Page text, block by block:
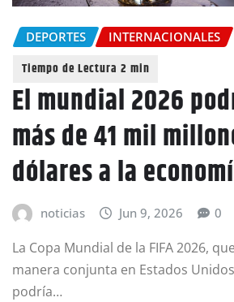
DEPORTES INTERNACIONALES
El mundial 2026
más de 41 mil
dólares a la
noticias Jun 9, 2026 0
La Copa Mundial de la FIFA 2026,
manera conjunta en Estados
podría…